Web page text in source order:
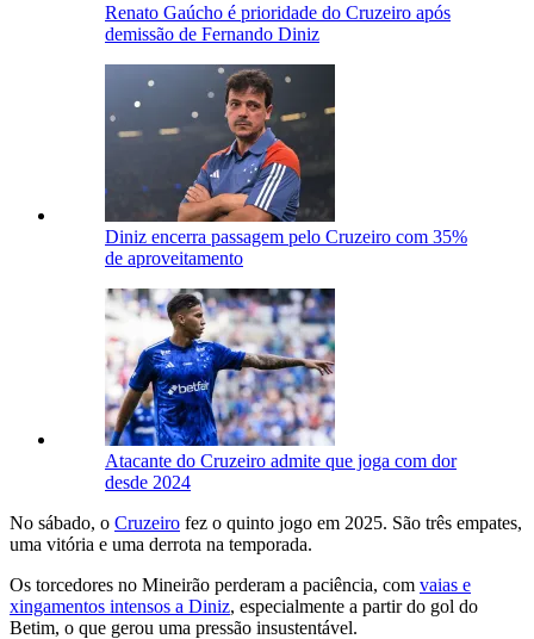
Renato Gaúcho é prioridade do Cruzeiro após
demissão de Fernando Diniz
Diniz encerra passagem pelo Cruzeiro com 35%
de aproveitamento
Atacante do Cruzeiro admite que joga com dor
desde 2024
No sábado, o Cruzeiro fez o quinto jogo em 2025. São três empates,
uma vitória e uma derrota na temporada.
Os torcedores no Mineirão perderam a paciência, com vaias e
xingamentos intensos a Diniz, especialmente a partir do gol do
Betim, o que gerou uma pressão insustentável.